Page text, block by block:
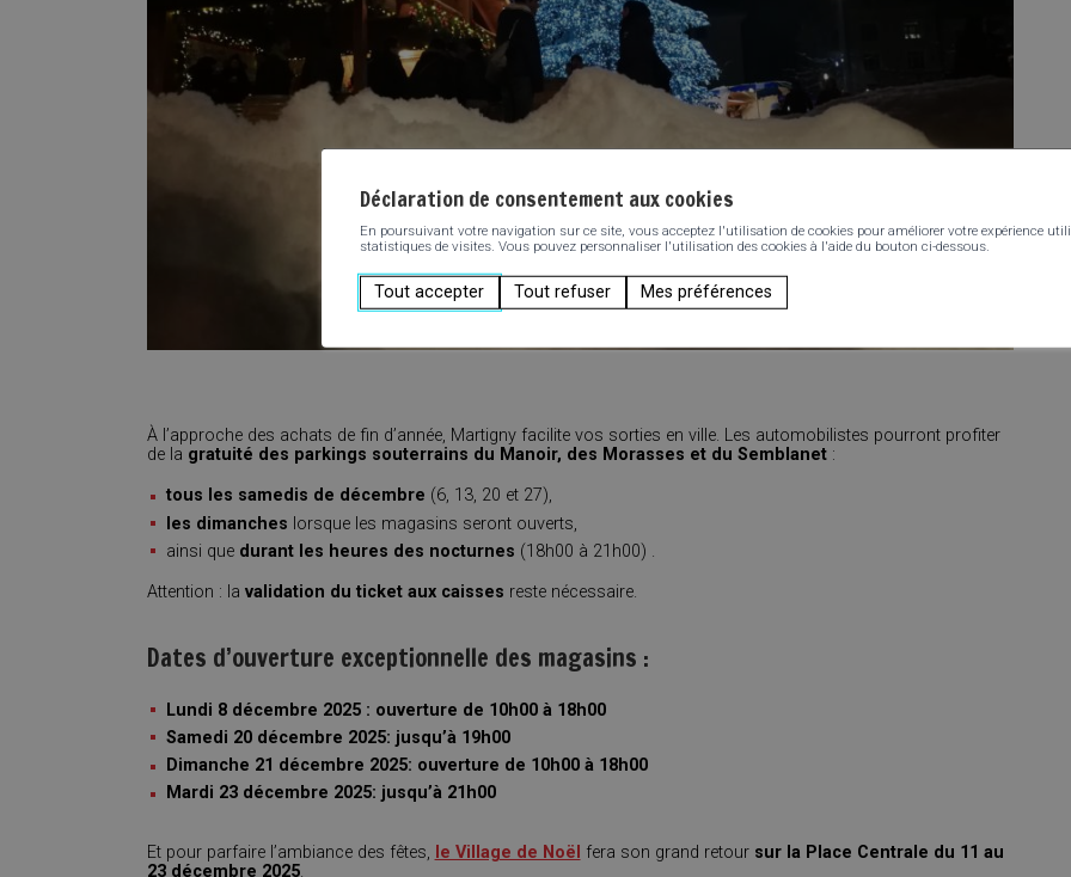
À l’approche des achats de fin d’année, Martigny facilite vos sorties en ville. Les automobilistes pourront profiter
de la gratuité des parkings souterrains du Manoir, des Morasses et du Semblanet:
tous les samedis de décembre (6, 13, 20 et 27),
les dimanches lorsque les magasins seront ouverts,
ainsi que durant les heures des nocturnes (18h00 à 21h00) .
Attention : la validation du ticket aux caisses reste nécessaire.
Dates d’ouverture exceptionnelle des magasins :
Lundi 8 décembre 2025 : ouverture de 10h00 à 18h00
Samedi 20 décembre 2025: jusqu’à 19h00
Dimanche 21 décembre 2025: ouverture de 10h00 à 18h00
Mardi 23 décembre 2025: jusqu’à 21h00
Et pour parfaire l’ambiance des fêtes, le Village de Noël fera son grand retour sur la Place Centrale du 11 au
23 décembre 2025.
Déclaration de consentement aux cookies
En poursuivant votre navigation sur ce site, vous acceptez l'utilisation de cookies pour améliorer votre expérience
statistiques de visites. Vous pouvez personnaliser l'utilisation des cookies à l'aide du bouton ci-dessous.
Tout accepter Tout refuser Mes préférences